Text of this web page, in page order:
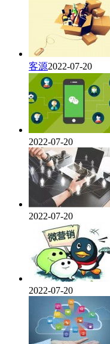
客源2022-07-20
2022-07-20
2022-07-20
2022-07-20